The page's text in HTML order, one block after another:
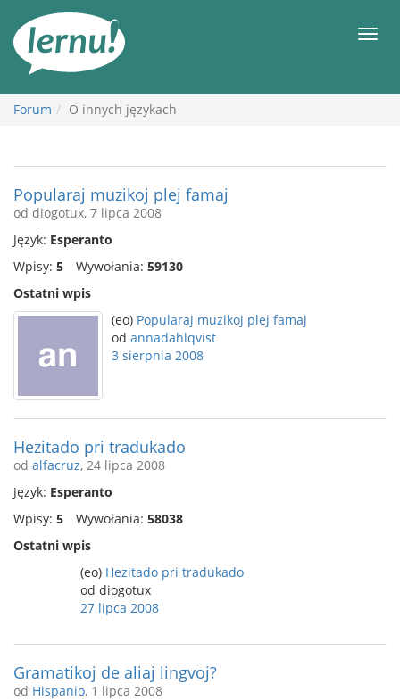
Forum O innych językach
Popularaj muzikoj plej famaj
od diogotux, 7 lipca 2008
Język: Esperanto
Wpisy: 5 Wywołania: 59130
Ostatni wpis
(eo) Popularaj muzikoj plej famaj
od annadahlqvist
3 sierpnia 2008
Hezitado pri tradukado
od alfacruz, 24 lipca 2008
Język: Esperanto
Wpisy: 5 Wywołania: 58038
Ostatni wpis
(eo) Hezitado pri tradukado
od diogotux
27 lipca 2008
Gramatikoj de aliaj lingvoj?
od Hispanio, 1 lipca 2008